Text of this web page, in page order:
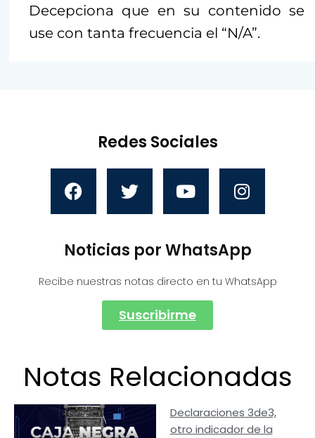
Decepciona que en su contenido se
use con tanta frecuencia el “N/A”.
Redes Sociales
Noticias por WhatsApp
Recibe nuestras notas directo en tu WhatsApp
Suscribirme
Notas Relacionadas
Declaraciones 3de3,
otro indicador de la